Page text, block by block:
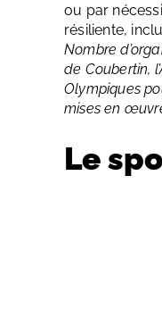
ou par
résiliente,
Nombre
de Coubertin,
Olympiques
mises en
Le